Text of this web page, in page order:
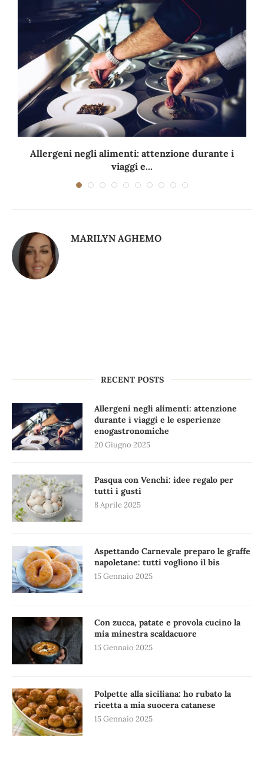
Allergeni negli alimenti: attenzione durante i
viaggi e...
MARILYN AGHEMO
RECENT POSTS
Allergeni negli alimenti: attenzione
durante i viaggi e le esperienze
enogastronomiche
20 Giugno 2025
Pasqua con Venchi: idee regalo per
tutti i gusti
8 Aprile 2025
Aspettando Carnevale preparo le graffe
napoletane: tutti vogliono il bis
15 Gennaio 2025
Con zucca, patate e provola cucino la
mia minestra scaldacuore
15 Gennaio 2025
Polpette alla siciliana: ho rubato la
ricetta a mia suocera catanese
15 Gennaio 2025